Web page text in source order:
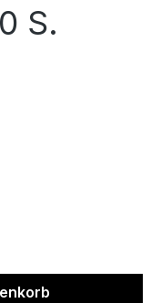
S.
Wert